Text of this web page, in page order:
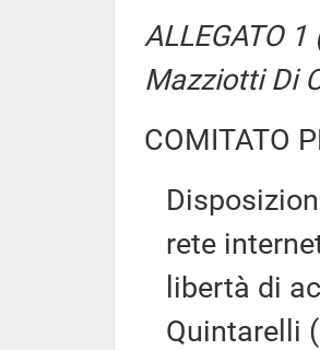
ALLEGATO
Mazziotti Di
COMITATO
rete
libertà di
Quintarelli